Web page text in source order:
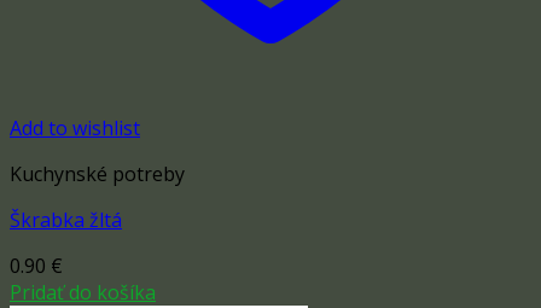
Add to wishlist
Kuchynské potreby
Škrabka žltá
0.90 €
Pridať do košíka